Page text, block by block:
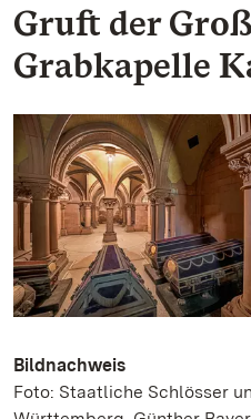
Gruft der
Grabkapelle
Bildnachweis
Foto: Staatliche Schlösser